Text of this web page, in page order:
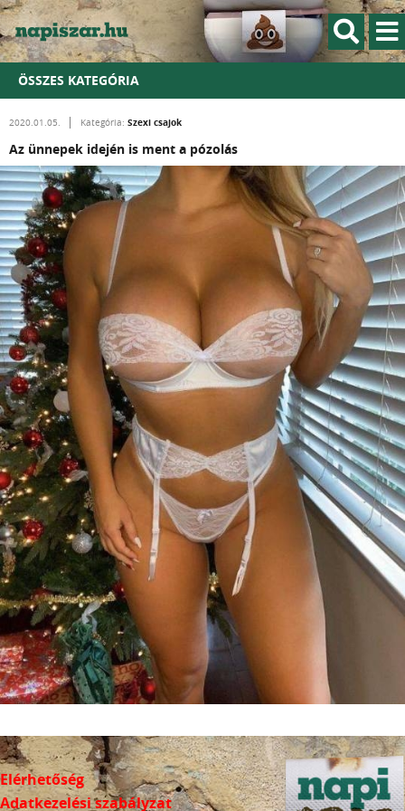
ÖSSZES KATEGÓRIA
2020.01.05. Kategória: Szexi csajok
Az ünnepek idején is ment a pózolás
Elérhetőség
Adatkezelési szabályzat